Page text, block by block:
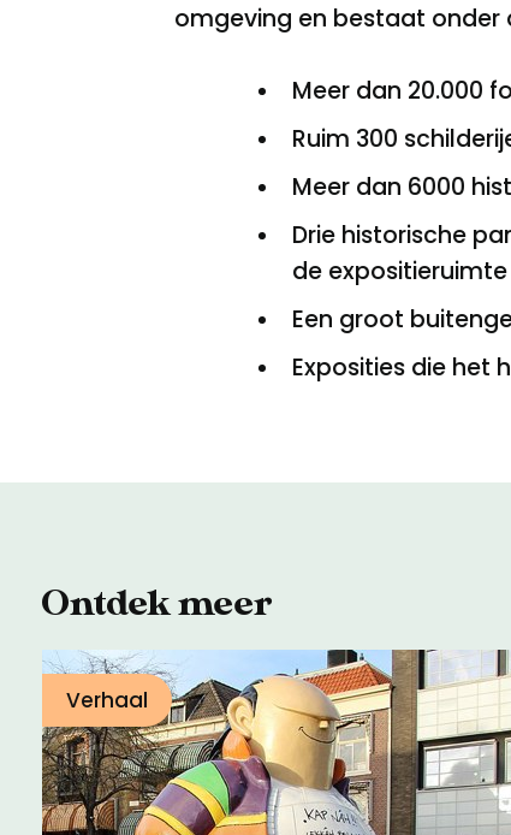
omgeving en bestaat onder
Meer dan 20.000
Ruim 300
Meer dan 6000
Drie historische
de
Een groot
Exposities die het
Ontdek meer
Verhaal